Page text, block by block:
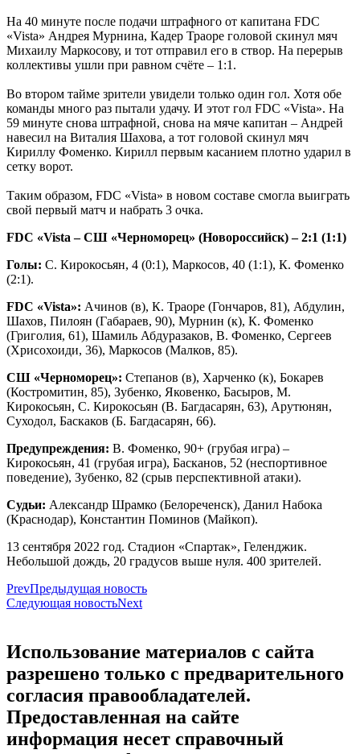
На 40 минуте после подачи штрафного от капитана FDC
«Vista» Андрея Мурнина, Кадер Траоре головой скинул мяч
Михаилу Маркосову, и тот отправил его в створ. На перерыв
коллективы ушли при равном счёте – 1:1.
Во втором тайме зрители увидели только один гол. Хотя обе
команды много раз пытали удачу. И этот гол FDC «Vista». На
59 минуте снова штрафной, снова на мяче капитан – Андрей
навесил на Виталия Шахова, а тот головой скинул мяч
Кириллу Фоменко. Кирилл первым касанием плотно ударил в
сетку ворот.
Таким образом, FDC «Vista» в новом составе смогла выиграть
свой первый матч и набрать 3 очка.
FDC «Vista – СШ «Черноморец» (Новороссийск) – 2:1 (1:1)
Голы: С. Кирокосьян, 4 (0:1), Маркосов, 40 (1:1), К. Фоменко
(2:1).
FDC «Vista»: Ачинов (в), К. Траоре (Гончаров, 81), Абдулин,
Шахов, Пилоян (Габараев, 90), Мурнин (к), К. Фоменко
(Григолия, 61), Шамиль Абдуразаков, В. Фоменко, Сергеев
(Хрисохоиди, 36), Маркосов (Малков, 85).
СШ «Черноморец»: Степанов (в), Харченко (к), Бокарев
(Костромитин, 85), Зубенко, Яковенко, Басыров, М.
Кирокосьян, С. Кирокосьян (В. Багдасарян, 63), Арутюнян,
Суходол, Баскаков (Б. Багдасарян, 66).
Предупреждения: В. Фоменко, 90+ (грубая игра) –
Кирокосьян, 41 (грубая игра), Басканов, 52 (неспортивное
поведение), Зубенко, 82 (срыв перспективной атаки).
Судьи: Александр Шрамко (Белореченск), Данил Набока
(Краснодар), Константин Поминов (Майкоп).
13 сентября 2022 год. Стадион «Спартак», Геленджик.
Небольшой дождь, 20 градусов выше нуля. 400 зрителей.
PrevПредыдущая новость
Следующая новостьNext
Использование материалов с сайта
разрешено только с предварительного
согласия правообладателей.
Предоставленная на сайте
информация несет справочный